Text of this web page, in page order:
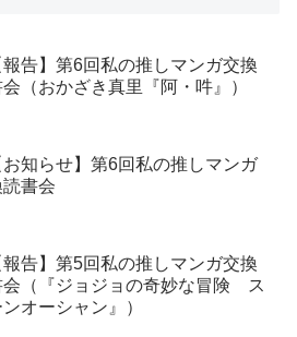
報告】第6回私の推しマンガ交換
（おかざき真里『阿・吽』）
お知らせ】第6回私の推しマンガ
書会
報告】第5回私の推しマンガ交換
会（『ジョジョの奇妙な冒険 ス
ンオーシャン』）